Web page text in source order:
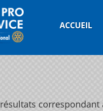
ACCUEIL
résultats correspondant